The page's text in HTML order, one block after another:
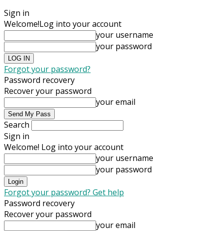
Sign in
Welcome!Log into your account
your username
your password
Forgot your password?
Password recovery
Recover your password
your email
Search
Sign in
Welcome! Log into your account
your username
your password
Forgot your password? Get help
Password recovery
Recover your password
your email